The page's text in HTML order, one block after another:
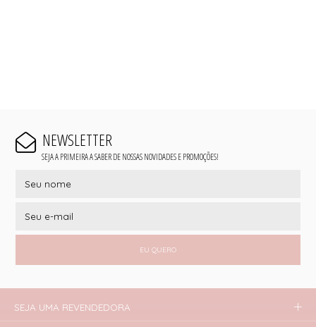
NEWSLETTER
SEJA A PRIMEIRA A SABER DE NOSSAS NOVIDADES E PROMOÇÕES!
EU QUERO
SEJA UMA REVENDEDORA